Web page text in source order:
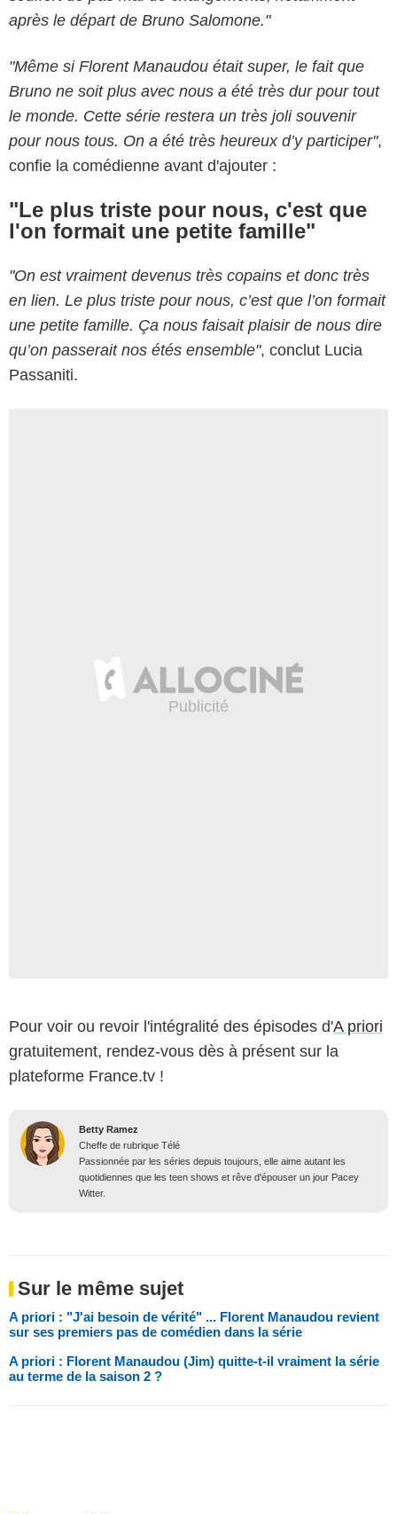
après le départ de Bruno Salomone."
"Même si Florent Manaudou était super, le fait que
Bruno ne soit plus avec nous a été très dur pour tout
le monde. Cette série restera un très joli souvenir
pour nous tous. On a été très heureux d’y participer",
confie la comédienne avant d'ajouter :
"Le plus triste pour nous, c'est que
l'on formait une petite famille"
"On est vraiment devenus très copains et donc très
en lien. Le plus triste pour nous, c’est que l’on formait
une petite famille. Ça nous faisait plaisir de nous dire
qu’on passerait nos étés ensemble", conclut Lucia
Passaniti.
Pour voir ou revoir l'intégralité des épisodes d'A priori
gratuitement, rendez-vous dès à présent sur la
plateforme France.tv !
Betty Ramez
Cheffe de rubrique Télé
Passionnée par les séries depuis toujours, elle aime autant les
quotidiennes que les teen shows et rêve d'épouser un jour Pacey
Witter.
Sur le même sujet
A priori : "J'ai besoin de vérité" ... Florent Manaudou revient
sur ses premiers pas de comédien dans la série
A priori : Florent Manaudou (Jim) quitte-t-il vraiment la série
au terme de la saison 2 ?